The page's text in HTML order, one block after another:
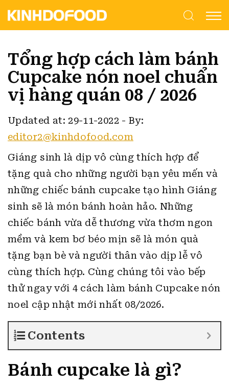
Tổng hợp cách làm bánh
Cupcake nón noel chuẩn
vị hàng quán 08 / 2026
Updated at: 29-11-2022 -By:
editor2@kinhdofood.com
Giáng sinh là dịp vô cùng thích hợp để
tặng quà cho những người bạn yêu mến và
những chiếc bánh cupcake tạo hình Giáng
sinh sẽ là món bánh hoàn hảo. Những
chiếc bánh vừa dễ thương vừa thơm ngon
mềm và kem bơ béo mịn sẽ là món quà
tặng bạn bè và người thân vào dịp lễ vô
cùng thích hợp. Cùng chúng tôi vào bếp
thử ngay với 4 cách làm bánh Cupcake nón
noel cập nhật mới nhất 08/2026.
Contents
Bánh cupcake là gì?